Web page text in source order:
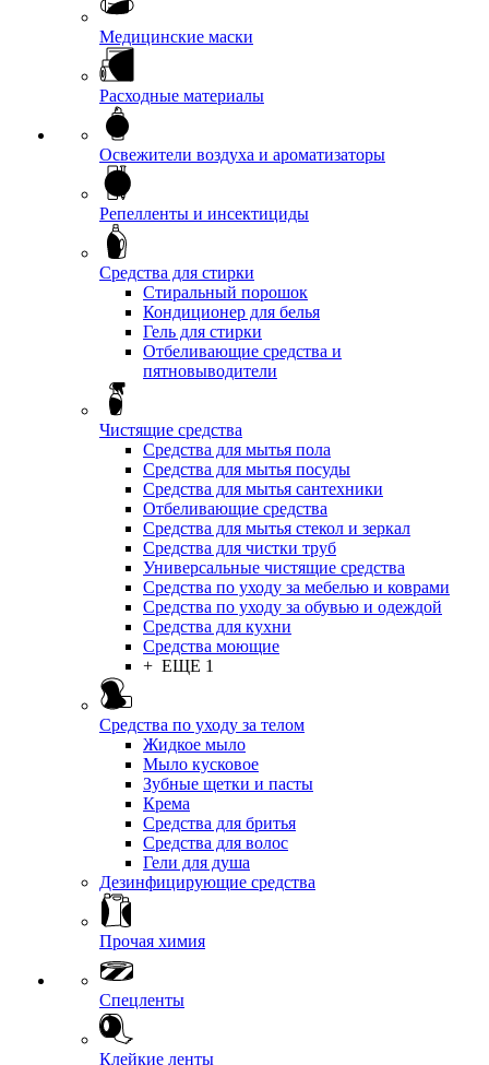
Медицинские маски
Расходные материалы
Освежители воздуха и ароматизаторы
Репелленты и инсектициды
Средства для стирки
Стиральный порошок
Кондиционер для белья
Гель для стирки
Отбеливающие средства и
пятновыводители
Чистящие средства
Средства для мытья пола
Средства для мытья посуды
Средства для мытья сантехники
Отбеливающие средства
Средства для мытья стекол и зеркал
Средства для чистки труб
Универсальные чистящие средства
Средства по уходу за мебелью и коврами
Средства по уходу за обувью и одеждой
Средства для кухни
Средства моющие
+ ЕЩЕ 1
Средства по уходу за телом
Жидкое мыло
Мыло кусковое
Зубные щетки и пасты
Крема
Средства для бритья
Средства для волос
Гели для душа
Дезинфицирующие средства
Прочая химия
Спецленты
Клейкие ленты